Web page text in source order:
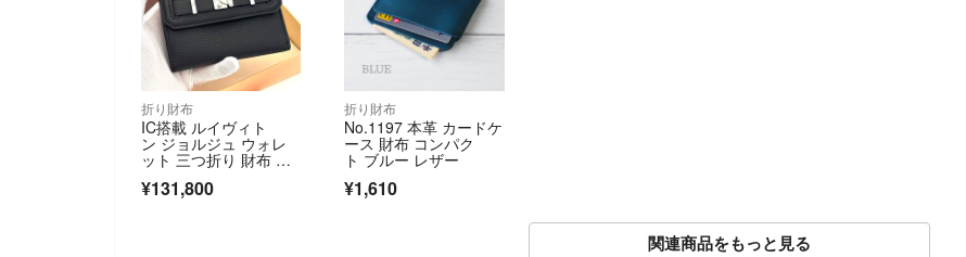
折り財布
IC搭載 ルイヴィト
ン ジョルジュ ウォレ
ット 三つ折り 財布 ブ
TON 小型 コンパクト
¥131,800
折り財布
No.1197 本革 カードケ
ース 財布 コンパク
ト ブルー レザー
¥1,610
関連商品をもっと見る